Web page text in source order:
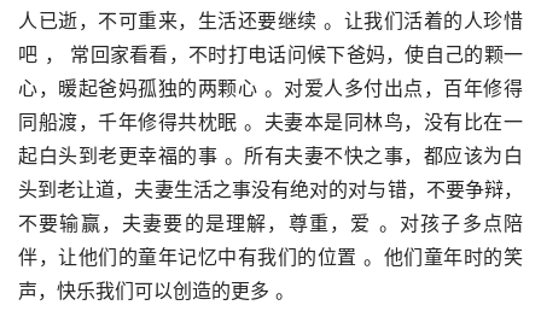
人已逝，不可重来，生活还要继续 。让我们活着的人珍惜
吧 ， 常回家看看，不时打电话问候下爸妈，使自己的颗一
心，暖起爸妈孤独的两颗心 。对爱人多付出点，百年修得
同船渡，千年修得共枕眠 。夫妻本是同林鸟，没有比在一
起白头到老更幸福的事 。所有夫妻不快之事，都应该为白
头到老让道，夫妻生活之事没有绝对的对与错，不要争辩，
不要输赢，夫妻要的是理解，尊重，爱 。对孩子多点陪
伴，让他们的童年记忆中有我们的位置 。他们童年时的笑
声，快乐我们可以创造的更多 。